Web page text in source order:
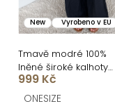
k
t
ů
o
d
u
k
New Vyrobeno v EU
Tmavě modré 100%
lněné široké kalhoty
BELLINA
999 Kč
ONESIZE